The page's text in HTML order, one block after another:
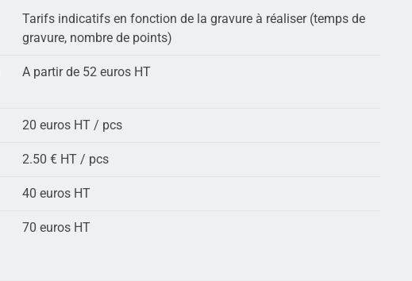
Tarifs indicatifs en fonction de la gravure à réaliser (temps de
gravure, nombre de points)
A partir de 52 euros HT
20 euros HT / pcs
2.50 € HT / pcs
40 euros HT
70 euros HT